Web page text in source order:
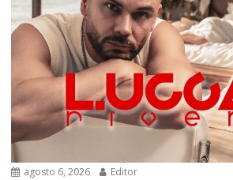
agosto 6, 2026 Editor